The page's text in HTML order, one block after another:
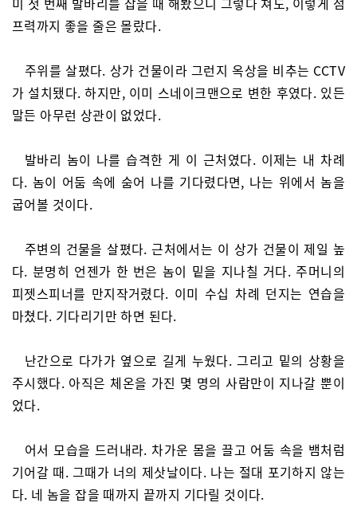
프력까지 좋을 줄은 몰랐다.
주위를 살폈다. 상가 건물이라 그런지 옥상을 비추는 CCTV
가 설치됐다. 하지만, 이미 스네이크맨으로 변한 후였다. 있든
말든 아무런 상관이 없었다.
발바리 놈이 나를 습격한 게 이 근처였다. 이제는 내 차례
다. 놈이 어둠 속에 숨어 나를 기다렸다면, 나는 위에서 놈을
굽어볼 것이다.
주변의 건물을 살폈다. 근처에서는 이 상가 건물이 제일 높
다. 분명히 언젠가 한 번은 놈이 밑을 지나칠 거다. 주머니의
피젯스피너를 만지작거렸다. 이미 수십 차례 던지는 연습을
마쳤다. 기다리기만 하면 된다.
난간으로 다가가 옆으로 길게 누웠다. 그리고 밑의 상황을
주시했다. 아직은 체온을 가진 몇 명의 사람만이 지나갈 뿐이
었다.
어서 모습을 드러내라. 차가운 몸을 끌고 어둠 속을 뱀처럼
기어갈 때. 그때가 너의 제삿날이다. 나는 절대 포기하지 않는
다. 네 놈을 잡을 때까지 끝까지 기다릴 것이다.